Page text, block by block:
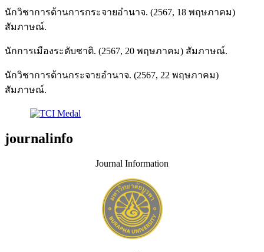
นักวิชาการด้านการกระจายอำนาจ. (2567, 18 พฤษภาคม)
สัมภาษณ์.
นักการเมืองระดับชาติ. (2567, 20 พฤษภาคม) สัมภาษณ์.
นักวิชาการด้านกระจายอำนาจ. (2567, 22 พฤษภาคม)
สัมภาษณ์.
journalinfo
Journal Information